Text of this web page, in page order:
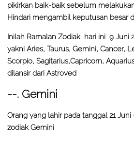
pikirkan baik-baik sebelum
Hindari mengambil keputusan besar
Inilah Ramalan Zodiak hari ini 9 Juni
yakni Aries, Taurus, Gemini, Cancer,
Scorpio, Sagitarius,Capricorn,
dilansir dari Astroved
--. Gemini
Orang yang lahir pada tanggal 21
zodiak Gemini